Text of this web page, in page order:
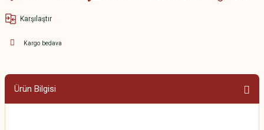
Karşılaştır
Kargo bedava
Ürün Bilgisi